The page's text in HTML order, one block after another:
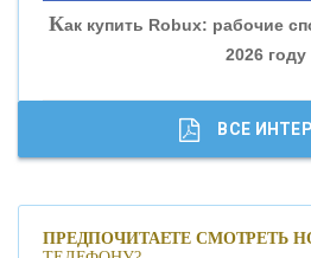
«ГАЗПРОМБАНК»
«МОСКОВСКИЙ
Как купить Robux: рабочие
2026 году
ВСЕ
ПРЕДПОЧИТАЕТЕ СМОТРЕТЬ